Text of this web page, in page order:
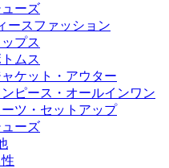
ューズ
ップス
ムス
ャケット・アウター
ンピース・オールインワン
ーツ・セットアップ
ューズ